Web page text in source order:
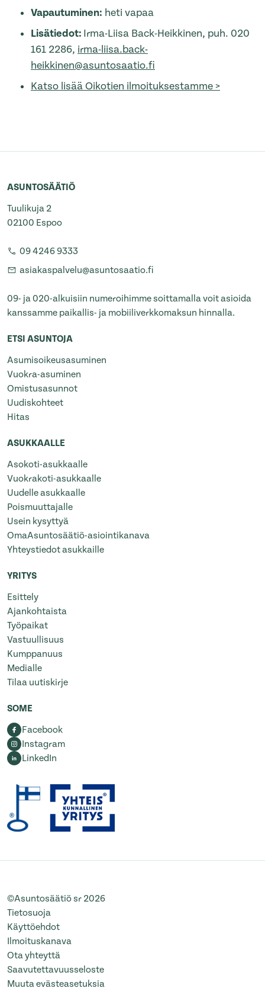
Vapautuminen: heti vapaa
Lisätiedot: Irma-Liisa Back-Heikkinen, puh. 020
161 2286, irma-liisa.back-
heikkinen@asuntosaatio.fi
Katso lisää Oikotien ilmoituksestamme >
ASUNTOSÄÄTIÖ
Tuulikuja 2
02100 Espoo
09 4246 9333
asiakaspalvelu@asuntosaatio.fi
09- ja 020-alkuisiin numeroihimme soittamalla voit asioida
kanssamme paikallis- ja mobiiliverkkomaksun hinnalla.
ETSI ASUNTOJA
Asumisoikeusasuminen
Vuokra-asuminen
Omistusasunnot
Uudiskohteet
Hitas
ASUKKAALLE
Asokoti-asukkaalle
Vuokrakoti-asukkaalle
Uudelle asukkaalle
Poismuuttajalle
Usein kysyttyä
OmaAsuntosäätiö-asiointikanava
Yhteystiedot asukkaille
YRITYS
Esittely
Ajankohtaista
Työpaikat
Vastuullisuus
Kumppanuus
Medialle
Tilaa uutiskirje
SOME
Facebook
Instagram
LinkedIn
©Asuntosäätiö sr 2026
Tietosuoja
Käyttöehdot
Ilmoituskanava
Ota yhteyttä
Saavutettavuusseloste
Muuta evästeasetuksia